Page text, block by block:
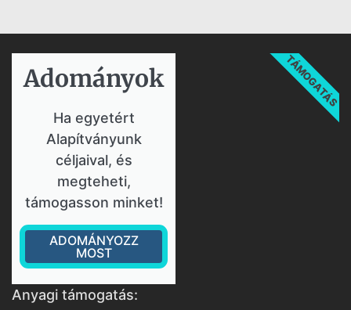
Adományok​
Ha egyetért
Alapítványunk
céljaival, és
megteheti,
támogasson minket!
ADOMÁNYOZZ
MOST
TÁMOGATÁS
Anyagi támogatás: